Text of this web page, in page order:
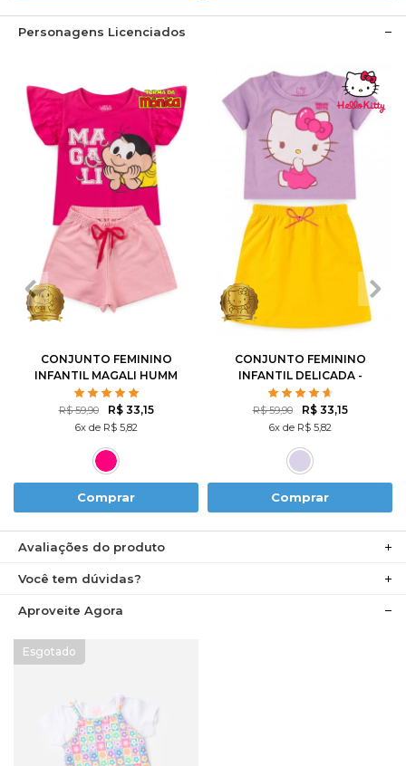
Personagens Licenciados
1 6
CONJUNTO FEMININO
INFANTIL MAGALI HUMM
AMO MELANCIA- TURMA
DA MÔNICA
R$ 59,90 R$ 33,15
6x de R$ 5,82
Comprar
1 6
CONJUNTO FEMININO
INFANTIL DELICADA -
HELLO KITTY
R$ 59,90 R$ 33,15
6x de R$ 5,82
Comprar
Avaliações do produto
Você tem dúvidas?
Aproveite Agora